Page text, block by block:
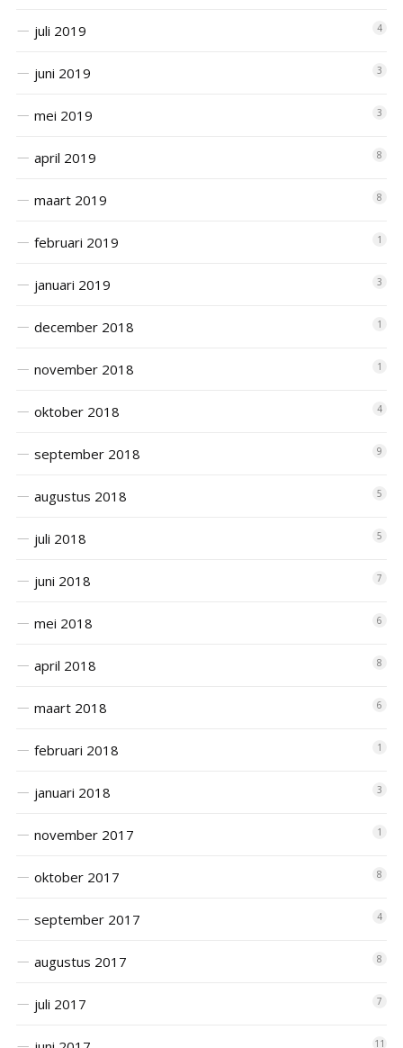
juli 2019 4
juni 2019 3
mei 2019 3
april 2019 8
maart 2019 8
februari 2019 1
januari 2019 3
december 2018 1
november 2018 1
oktober 2018 4
september 2018 9
augustus 2018 5
juli 2018 5
juni 2018 7
mei 2018 6
april 2018 8
maart 2018 6
februari 2018 1
januari 2018 3
november 2017 1
oktober 2017 8
september 2017 4
augustus 2017 8
juli 2017 7
11